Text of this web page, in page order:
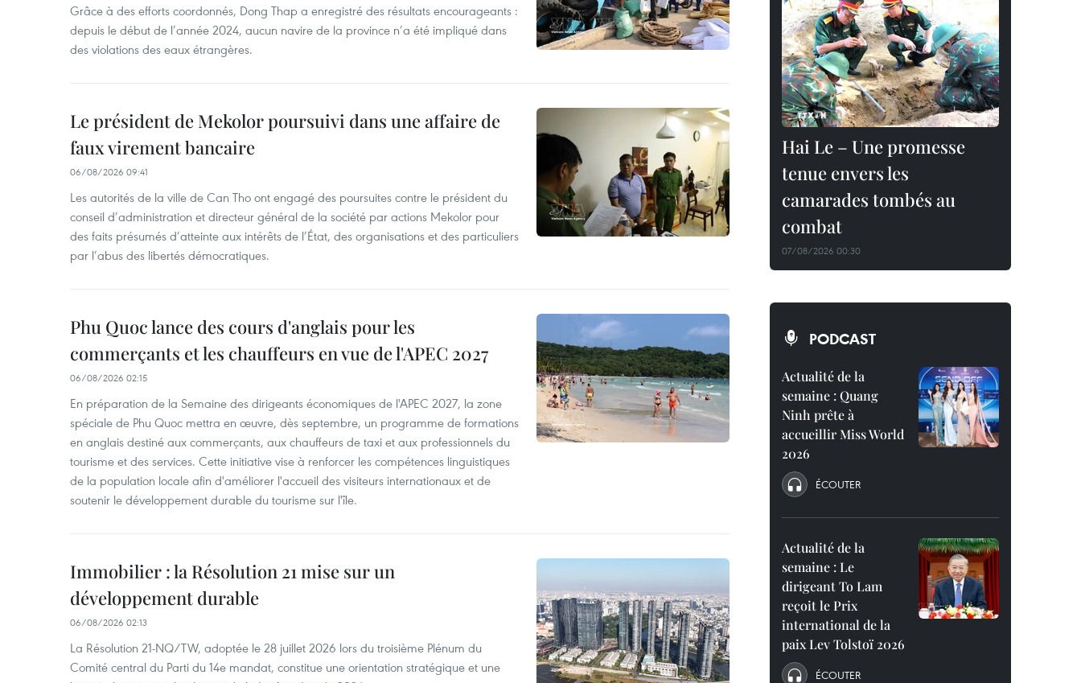
Grâce à des efforts coordonnés, Dong Thap a enregistré des résultats encourageants :
depuis le début de l’année 2024, aucun navire de la province n’a été impliqué dans
des violations des eaux étrangères.
Le président de Mekolor poursuivi dans une affaire de
faux virement bancaire
06/08/2026 09:41
Les autorités de la ville de Can Tho ont engagé des poursuites contre le président du
conseil d’administration et directeur général de la société par actions Mekolor pour
des faits présumés d’atteinte aux intérêts de l’État, des organisations et des particuliers
par l’abus des libertés démocratiques.
Phu Quoc lance des cours d'anglais pour les
commerçants et les chauffeurs en vue de l'APEC 2027
06/08/2026 02:15
En préparation de la Semaine des dirigeants économiques de l'APEC 2027, la zone
spéciale de Phu Quoc mettra en œuvre, dès septembre, un programme de formations
en anglais destiné aux commerçants, aux chauffeurs de taxi et aux professionnels du
tourisme et des services. Cette initiative vise à renforcer les compétences linguistiques
de la population locale afin d'améliorer l'accueil des visiteurs internationaux et de
soutenir le développement durable du tourisme sur l'île.
Immobilier : la Résolution 21 mise sur un
développement durable
06/08/2026 02:13
La Résolution 21-NQ/TW, adoptée le 28 juillet 2026 lors du troisième Plénum du
Comité central du Parti du 14e mandat, constitue une orientation stratégique et une
Hai Le – Une promesse
tenue envers les
camarades tombés au
combat
07/08/2026 00:30
PODCAST
Actualité de la
semaine : Quang
Ninh prête à
accueillir Miss World
2026
ÉCOUTER
Actualité de la
semaine : Le
dirigeant To Lam
reçoit le Prix
international de la
paix Lev Tolstoï 2026
ÉCOUTER